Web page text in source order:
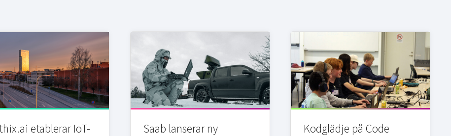
etablerar IoT-
Saab lanserar ny
Kodglädje på Code